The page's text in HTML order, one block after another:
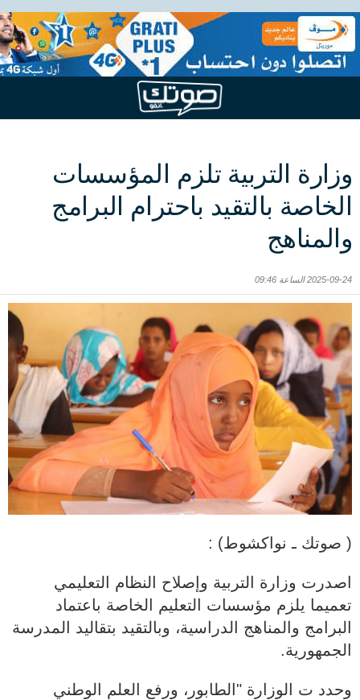
وزارة التربية تلزم المؤسسات
الخاصة بالتقيد باحترام البرامج
والمناهج
2025-09-24 الساعة 09:46
( صوتك ـ نواكشوط) :
اصدرت وزارة التربية وإصلاح النظام التعليمي
تعميما يلزم مؤسسات التعليم الخاصة باعتماد
البرامج والمناهج الدراسية، وبالتقيد بتقاليد المدرسة
الجمهورية.
وحدد ت الوزارة "الطابور، ورفع العلم الوطني